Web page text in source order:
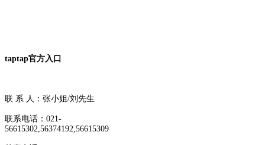
taptap官方入口
联 系 人：张小姐/刘先生
联系电话：021-
56615302,56374192,56615309